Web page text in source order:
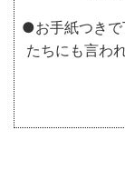
●お手紙つきで
たちにも言わ